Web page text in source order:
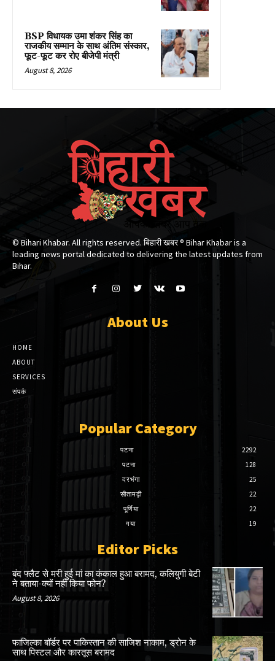
BSP विधायक उमा शंकर सिंह का
राजकीय सम्मान के साथ अंतिम संस्कार,
फूट-फूट कर रोए बीजेपी मंत्री
August 8, 2026
© Bihari Khabar. All rights reserved. बिहारी खबर ®​ Bihar Khabar is a
leading news portal dedicated to delivering the latest updates from
Bihar.
About Us
HOME
ABOUT
SERVICES
संपर्क
Popular Category
पटना
2292
पटना
128
दरभंगा
25
सीतामढ़ी
22
पूर्णिया
22
गया
19
Editor Picks
बंद फ्लैट से मरी हुई मां का कंकाल हुआ बरामद, कलियुगी बेटी
ने बताया-क्यों नहीं किया फोन?
August 8, 2026
फाजिल्का बॉर्डर पर पाकिस्तान की साजिश नाकाम, ड्रोन के
साथ पिस्टल और कारतूस बरामद